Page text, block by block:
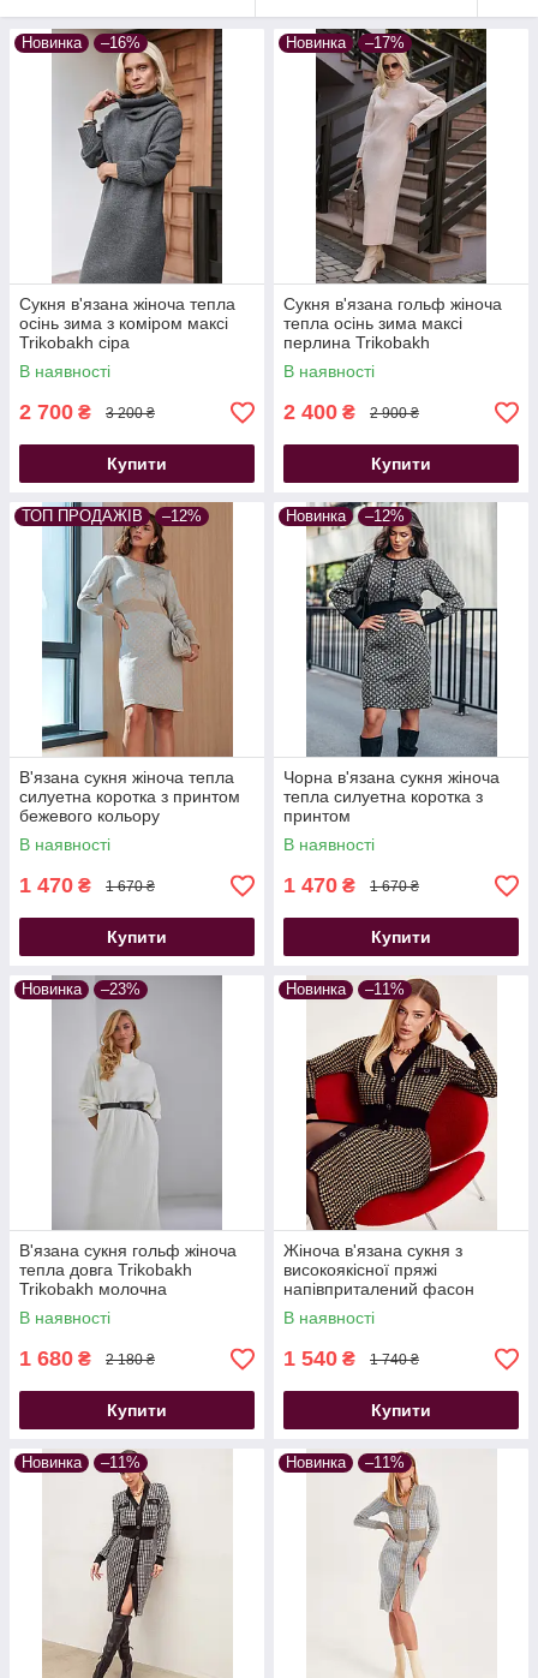
Новинка –16%
Сукня в'язана жіноча тепла
осінь зима з коміром максі
Trikobakh сіра
В наявності
2 700 ₴ 3 200 ₴
Купити
Новинка –17%
Сукня в'язана гольф жіноча
тепла осінь зима максі
перлина Trikobakh
В наявності
2 400 ₴ 2 900 ₴
Купити
ТОП ПРОДАЖІВ –12%
В'язана сукня жіноча тепла
силуетна коротка з принтом
бежевого кольору
В наявності
1 470 ₴ 1 670 ₴
Купити
Новинка –12%
Чорна в'язана сукня жіноча
тепла силуетна коротка з
принтом
В наявності
1 470 ₴ 1 670 ₴
Купити
Новинка –23%
В'язана сукня гольф жіноча
тепла довга Trikobakh
Trikobakh молочна
В наявності
1 680 ₴ 2 180 ₴
Купити
Новинка –11%
Жіноча в'язана сукня з
високоякісної пряжі
напівприталений фасон
принт «гусяча лапка»
коричнева
В наявності
1 540 ₴ 1 740 ₴
Купити
Новинка –11% Новинка –11%